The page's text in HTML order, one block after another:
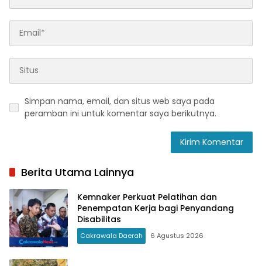
Simpan nama, email, dan situs web saya pada
peramban ini untuk komentar saya berikutnya.
Berita Utama Lainnya
Kemnaker Perkuat Pelatihan dan
Penempatan Kerja bagi Penyandang
Disabilitas
Cakrawala Daerah 6 Agustus 2026